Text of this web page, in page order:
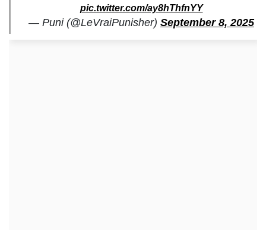
pic.twitter.com/ay8hThfnYY
— Puni (@LeVraiPunisher) September 8, 2025